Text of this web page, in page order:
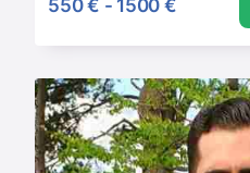
550 € - 1500 €